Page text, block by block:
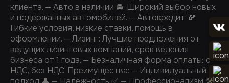
клиента. — Авто в наличии 🚘: Широкий выбор новых
и подержанных автомобилей. — Автокредит 💸:
Гибкие условия, низкие ставки, помощь в
оформлении. — ⁠Лизинг: Лучшие предложения от
ведущих лизинговых компаний, срок ведения
бизнеса от 1 года. — ⁠Безналичная форма оплаты: с
НДС, без НДС. Преимущества: — Индивидуальный